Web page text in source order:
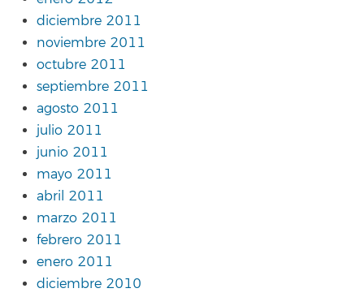
diciembre 2011
noviembre 2011
octubre 2011
septiembre 2011
agosto 2011
julio 2011
junio 2011
mayo 2011
abril 2011
marzo 2011
febrero 2011
enero 2011
diciembre 2010